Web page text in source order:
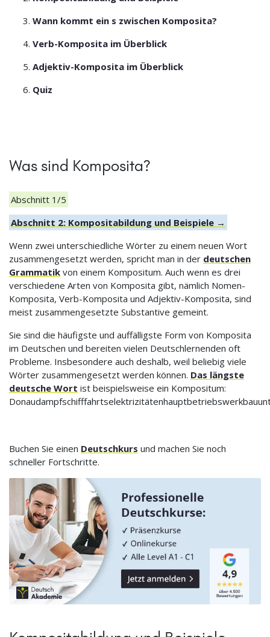
Wann kommt ein s zwischen Komposita?
Verb-Komposita im Überblick
Adjektiv-Komposita im Überblick
Quiz
Was sind Komposita?
Abschnitt 1/5
Abschnitt 2: Kompositabildung und Beispiele →
Wenn zwei unterschiedliche Wörter zu einem neuen Wort
zusammengesetzt werden, spricht man in der deutschen
Grammatik von einem Kompositum. Auch wenn es drei
verschiedene Arten von Komposita gibt, nämlich Nomen-
Komposita, Verb-Komposita und Adjektiv-Komposita, sind
meist zusammengesetzte Substantive gemeint.
Sie sind die häufigste und auffälligste Form von Komposita
im Deutschen und bereiten vielen Deutschlernenden oft
Probleme. Insbesondere auch deshalb, weil beliebig viele
Wörter zusammengesetzt werden können. Das längste
deutsche Wort ist beispielsweise ein Kompositum:
Buchen Sie einen Deutschkurs und machen Sie noch
schneller Fortschritte.